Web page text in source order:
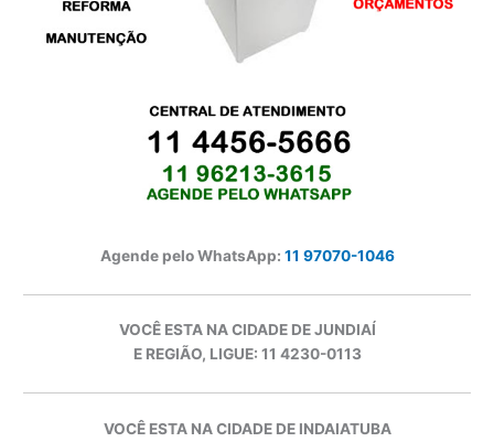
Agende pelo WhatsApp: 11 97070-1046
VOCÊ ESTA NA CIDADE DE JUNDIAÍ
E REGIÃO, LIGUE: 11 4230-0113
VOCÊ ESTA NA CIDADE DE INDAIATUBA